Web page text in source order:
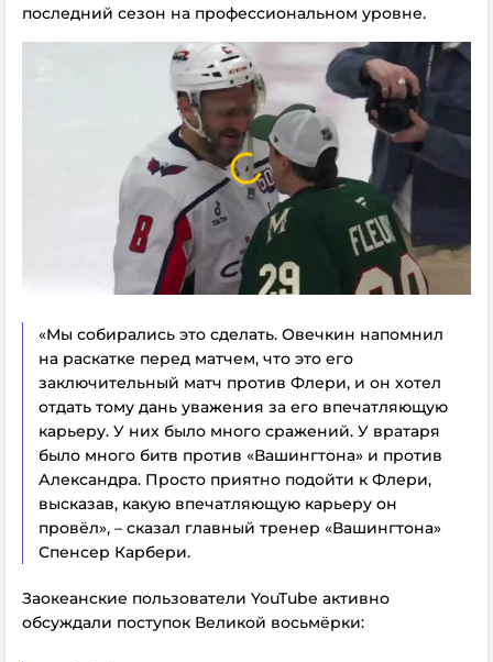
последний сезон на профессиональном уровне.
«Мы собирались это сделать. Овечкин напомнил
на раскатке перед матчем, что это его
заключительный матч против Флери, и он хотел
отдать тому дань уважения за его впечатляющую
карьеру. У них было много сражений. У вратаря
было много битв против «Вашингтона» и против
Александра. Просто приятно подойти к Флери,
высказав, какую впечатляющую карьеру он
провёл», – сказал главный тренер «Вашингтона»
Спенсер Карбери.
Заокеанские пользователи YouTube активно
обсуждали поступок Великой восьмёрки: